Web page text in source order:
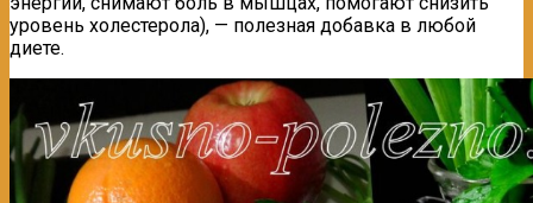
уровень холестерола), — полезная добавка в любой
диете.